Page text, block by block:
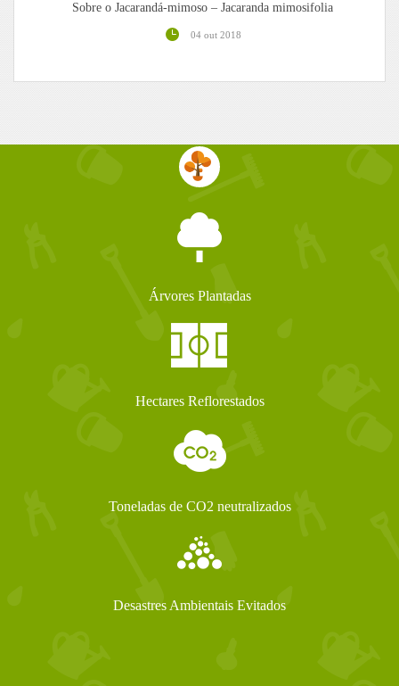
Sobre o Jacarandá-mimoso – Jacaranda mimosifolia
04 out 2018
Árvores Plantadas
Hectares Reflorestados
Toneladas de CO2 neutralizados
Desastres Ambientais Evitados